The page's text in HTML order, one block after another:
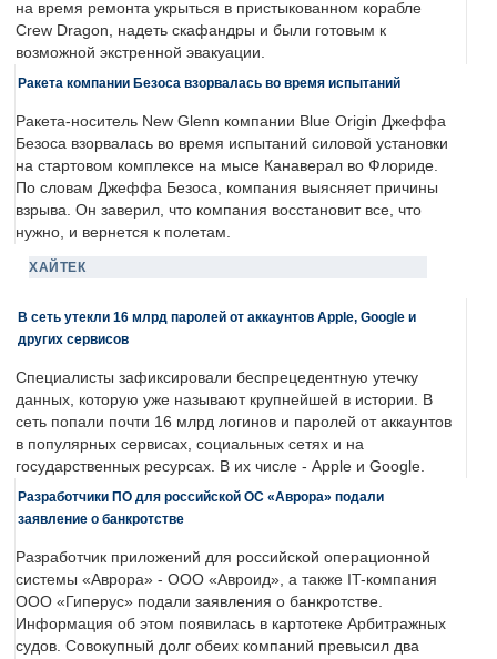
на время ремонта укрыться в пристыкованном корабле
Crew Dragon, надеть скафандры и были готовым к
возможной экстренной эвакуации.
Ракета компании Безоса взорвалась во время испытаний
Ракета-носитель New Glenn компании Blue Origin Джеффа
Безоса взорвалась во время испытаний силовой установки
на стартовом комплексе на мысе Канаверал во Флориде.
По словам Джеффа Безоса, компания выясняет причины
взрыва. Он заверил, что компания восстановит все, что
нужно, и вернется к полетам.
ХАЙТЕК
В сеть утекли 16 млрд паролей от аккаунтов Apple, Google и
других сервисов
Специалисты зафиксировали беспрецедентную утечку
данных, которую уже называют крупнейшей в истории. В
сеть попали почти 16 млрд логинов и паролей от аккаунтов
в популярных сервисах, социальных сетях и на
государственных ресурсах. В их числе - Apple и Google.
Разработчики ПО для российской ОС «Аврора» подали
заявление о банкротстве
Разработчик приложений для российской операционной
системы «Аврора» - ООО «Авроид», а также IT-компания
ООО «Гиперус» подали заявления о банкротстве.
Информация об этом появилась в картотеке Арбитражных
судов. Совокупный долг обеих компаний превысил два